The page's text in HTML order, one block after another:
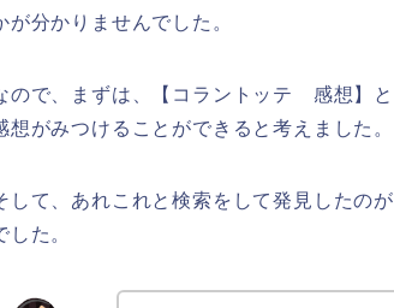
が分かりませんでした。
ので、まずは、【コラントッテ 感想】
想がみつけることができると考えました。
して、あれこれと検索をして発見したの
した。